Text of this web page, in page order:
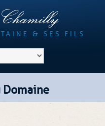
Chamilly
& SES FILS
Domaine